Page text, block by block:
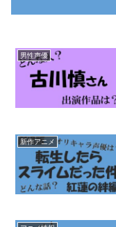
男性声優
新作アニメ